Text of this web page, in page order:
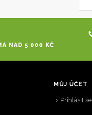
NAD 5 000 KČ
MŮJ ÚČET
Přihlásit se